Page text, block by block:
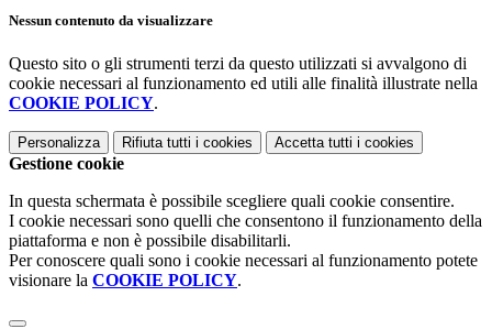
Nessun contenuto da visualizzare
Questo sito o gli strumenti terzi da questo utilizzati si avvalgono di
cookie necessari al funzionamento ed utili alle finalità illustrate nella
COOKIE POLICY.
Personalizza Rifiuta tutti i cookies Accetta tutti i cookies
Gestione cookie
In questa schermata è possibile scegliere quali cookie consentire.
I cookie necessari sono quelli che consentono il funzionamento della
piattaforma e non è possibile disabilitarli.
Per conoscere quali sono i cookie necessari al funzionamento potete
visionare la COOKIE POLICY.